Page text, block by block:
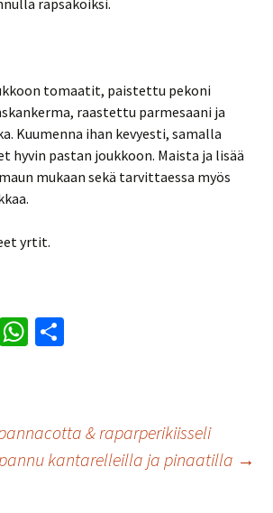
rapsakoiksi.
tomaatit, paistettu pekoni
raastettu parmesaani ja
Kuumenna ihan kevyesti, samalla
hyvin pastan joukkoon. Maista ja lisää
mukaan sekä tarvittaessa myös
yrtit.
E
W
p
p
e & raparperikiisseli
kantarelleilla ja pinaatilla →